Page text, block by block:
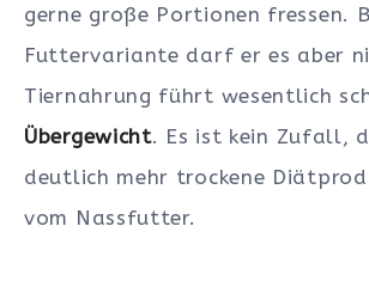
gerne große Portionen fressen.
Futtervariante darf er es aber
Tiernahrung führt wesentlich
Übergewicht. Es ist kein Zufall,
deutlich mehr trockene
vom Nassfutter.